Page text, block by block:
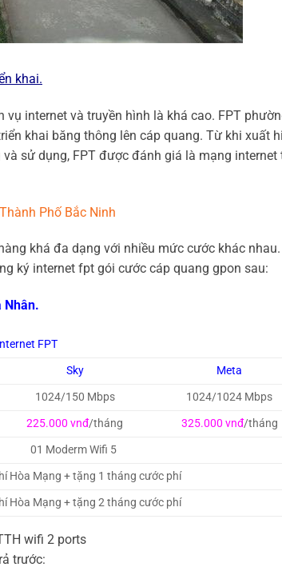
khai.
internet và truyền hình là khá cao. FPT
khai băng thông lên cáp quang. Từ khi xuất
sử dụng, FPT được đánh giá là mạng internet
Phố Bắc Ninh
khá đa dạng với nhiều mức cước khác nhau.
ký internet fpt gói cước cáp quang gpon sau:
Nhân.
FPT
Sky
Meta
1024/150 Mbps
1024/1024 Mbps
225.000 vnđ/tháng 325.000 vnđ/tháng
01 Moderm Wifi 5
Hòa Mạng + tặng 1 tháng cước phí
Hòa Mạng + tặng 2 tháng cước phí
wifi 2 ports
trước: